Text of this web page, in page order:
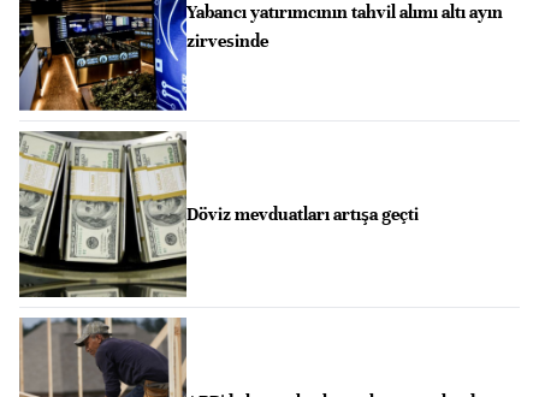
Yabancı yatırımcının tahvil alımı altı ayın
zirvesinde
Döviz mevduatları artışa geçti